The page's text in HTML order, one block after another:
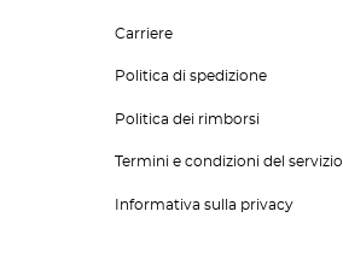
Carriere
Politica di spedizione
Politica dei rimborsi
Termini e condizioni del servizio
Informativa sulla privacy